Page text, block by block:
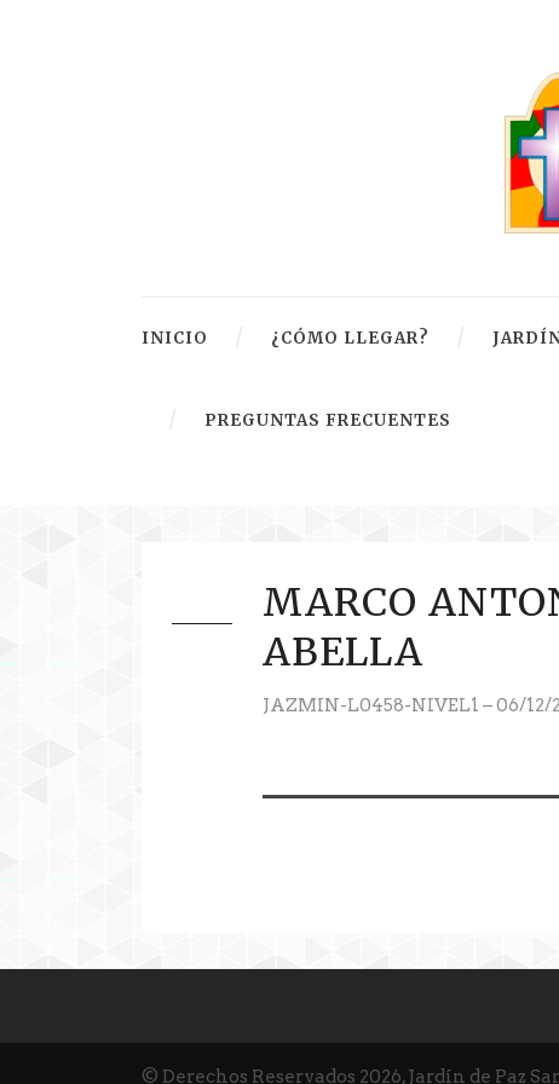
INICIO ¿CÓMO LLEGAR?
PREGUNTAS FRECUENTES
MARCO
ABELLA
JAZMIN-L0458-NIVEL1 – 06/12/
© Derechos Reservados 2026, Jardín de Paz